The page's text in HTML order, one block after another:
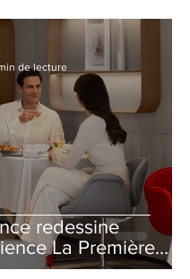
redessine
La Première
salon entièrement
de lecture